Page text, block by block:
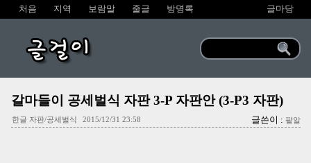
처음 지역 보람말 줄글 방명록 글마당
글걸이
갈마들이 공세벌식 자판 3-P 자판안 (3-P3 자판)
한글 자판/공세벌식 2015/12/31 23:58 글쓴이 : 팥알